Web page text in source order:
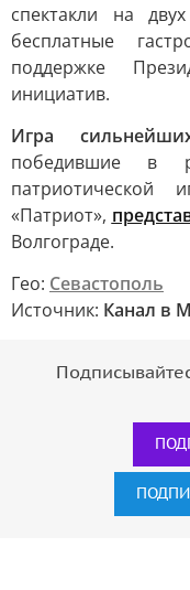
спектакли на
бесплатные
поддержке
инициатив.
Игра
победившие в
«Патриот»,
Волгограде.
Гео: Севастополь
Источник: Канал в